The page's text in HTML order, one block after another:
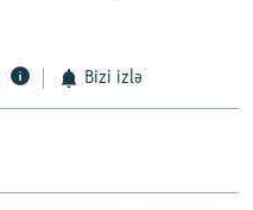
Bizi izlə